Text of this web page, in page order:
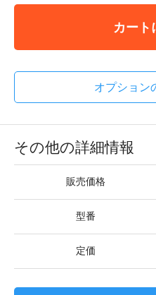
カート
オプション
その他の詳細情報
販売価格
型番
定価